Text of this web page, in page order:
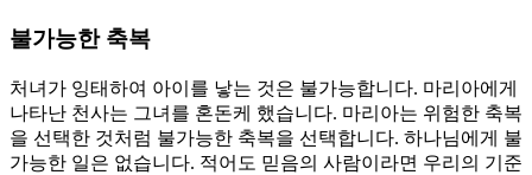
불가능한 축복
처녀가 잉태하여 아이를 낳는 것은 불가능합니다. 마리아에게
나타난 천사는 그녀를 혼돈케 했습니다. 마리아는 위험한 축복
을 선택한 것처럼 불가능한 축복을 선택합니다. 하나님에게 불
가능한 일은 없습니다. 적어도 믿음의 사람이라면 우리의 기준